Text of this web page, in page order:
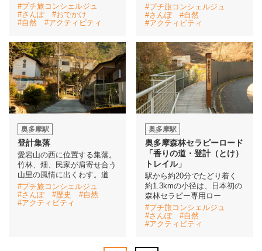
#プチ旅コンシェルジュ
#さんぽ
#おでかけ
#自然
#アクティビティ
#プチ旅コンシェルジュ
#さんぽ
#自然
#アクティビティ
奥多摩駅
登計集落
愛宕山の西に位置する集落。
竹林、畑、民家が肩寄せ合う
山里の風情に出くわす。道
#プチ旅コンシェルジュ
#さんぽ
#歴史
#自然
#アクティビティ
奥多摩駅
奥多摩森林セラピーロード
「香りの道・登計（とけ）
トレイル」
駅から約20分でたどり着く
約1.3kmの小径は、日本初の
森林セラピー専用ロー
#プチ旅コンシェルジュ
#さんぽ
#自然
#アクティビティ